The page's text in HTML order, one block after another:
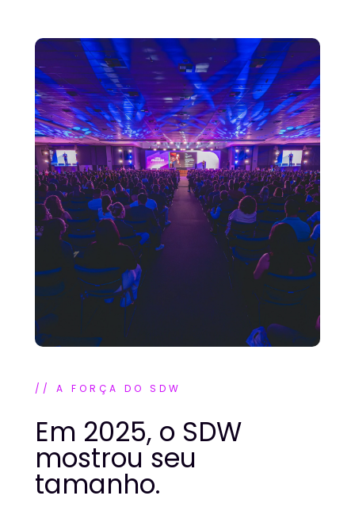
// A FORÇA DO SDW
Em 2025, o SDW
mostrou seu
tamanho.